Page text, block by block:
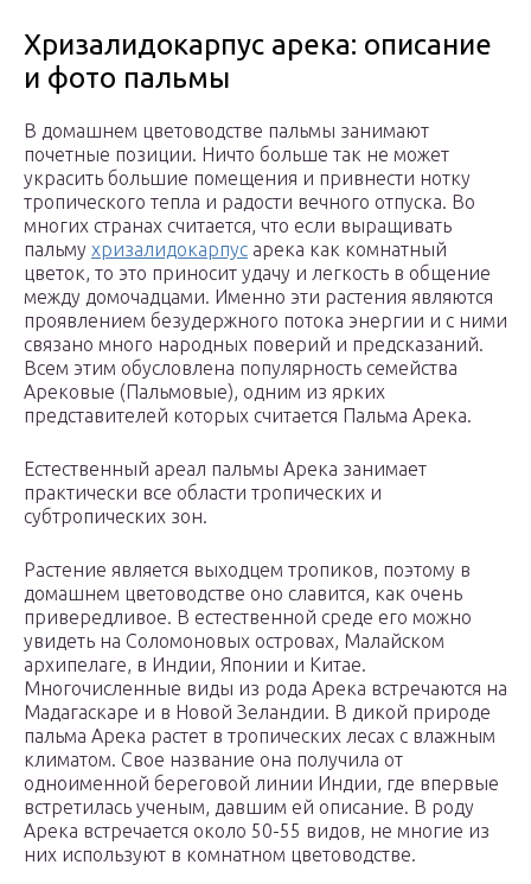
Хризалидокарпус арека: описание
и фото пальмы
В домашнем цветоводстве пальмы занимают
почетные позиции. Ничто больше так не может
украсить большие помещения и привнести нотку
тропического тепла и радости вечного отпуска. Во
многих странах считается, что если выращивать
пальму хризалидокарпус арека как комнатный
цветок, то это приносит удачу и легкость в общение
между домочадцами. Именно эти растения являются
проявлением безудержного потока энергии и с ними
связано много народных поверий и предсказаний.
Всем этим обусловлена популярность семейства
Арековые (Пальмовые), одним из ярких
представителей которых считается Пальма Арека.
Естественный ареал пальмы Арека занимает
практически все области тропических и
субтропических зон.
Растение является выходцем тропиков, поэтому в
домашнем цветоводстве оно славится, как очень
привередливое. В естественной среде его можно
увидеть на Соломоновых островах, Малайском
архипелаге, в Индии, Японии и Китае.
Многочисленные виды из рода Арека встречаются на
Мадагаскаре и в Новой Зеландии. В дикой природе
пальма Арека растет в тропических лесах с влажным
климатом. Свое название она получила от
одноименной береговой линии Индии, где впервые
встретилась ученым, давшим ей описание. В роду
Арека встречается около 50-55 видов, не многие из
них используют в комнатном цветоводстве.